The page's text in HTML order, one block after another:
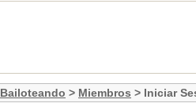
Bailoteando > Miembros > Iniciar